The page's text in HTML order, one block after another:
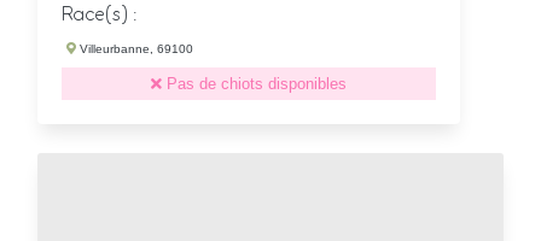
Race(s) :
Villeurbanne, 69100
Pas de chiots disponibles